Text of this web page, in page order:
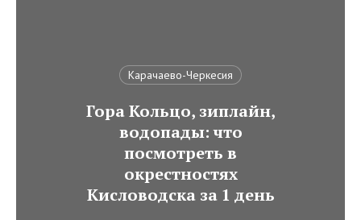
Карачаево-Черкесия
Гора Кольцо, зиплайн,
водопады: что
посмотреть в
окрестностях
Кисловодска за 1 день